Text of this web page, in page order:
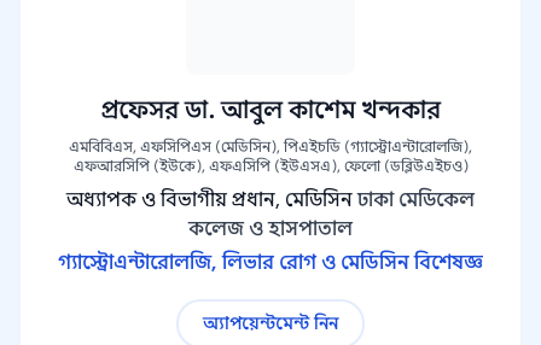
প্রফেসর ডা. আবুল কাশেম খন্দকার
এমবিবিএস, এফসিপিএস (মেডিসিন), পিএইচডি (গ্যাস্ট্রোএন্টারোলজি),
এফআরসিপি (ইউকে), এফএসিপি (ইউএসএ), ফেলো (ডব্লিউএইচও)
অধ্যাপক ও বিভাগীয় প্রধান, মেডিসিন ঢাকা মেডিকেল
কলেজ ও হাসপাতাল
গ্যাস্ট্রোএন্টারোলজি, লিভার রোগ ও মেডিসিন বিশেষজ্ঞ
অ্যাপয়েন্টমেন্ট নিন